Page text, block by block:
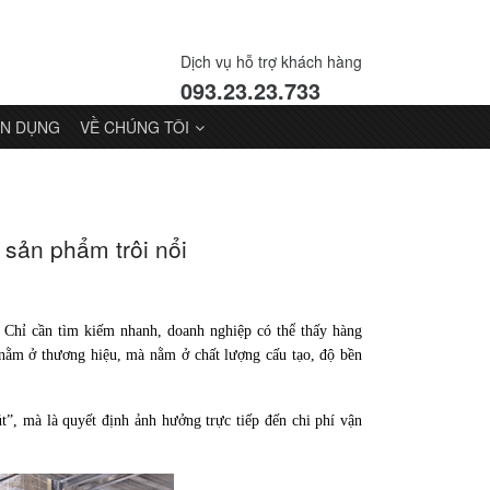
Dịch vụ hỗ trợ khách hàng
093.23.23.733
DỤNG VỀ CHÚNG TÔI
phẩm trôi nổi
cần tìm kiếm nhanh, doanh nghiệp có thể thấy hàng
ở thương hiệu, mà nằm ở chất lượng cấu tạo, độ bền
mà là quyết định ảnh hưởng trực tiếp đến chi phí vận